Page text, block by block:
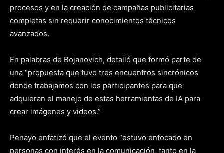
procesos y en la creación de campañas publicitarias
completas sin requerir conocimientos técnicos
avanzados.
En palabras de Bojanovich, detalló que formó parte de
una “propuesta que tuvo tres encuentros sincrónicos
donde trabajamos con los participantes para que
adquieran el manejo de estas herramientas de IA para
crear imágenes y videos.”
Penayo enfatizó que el evento “estuvo enfocado en
personas con interés en la comunicación, tanto en la